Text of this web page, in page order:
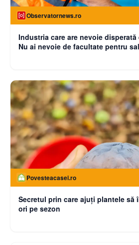
Observatornews.ro
Industria care are nevoie
Nu ai nevoie de facultate pentru
Povesteacasei.ro
Secretul prin care ajuți plantele să
ori pe sezon